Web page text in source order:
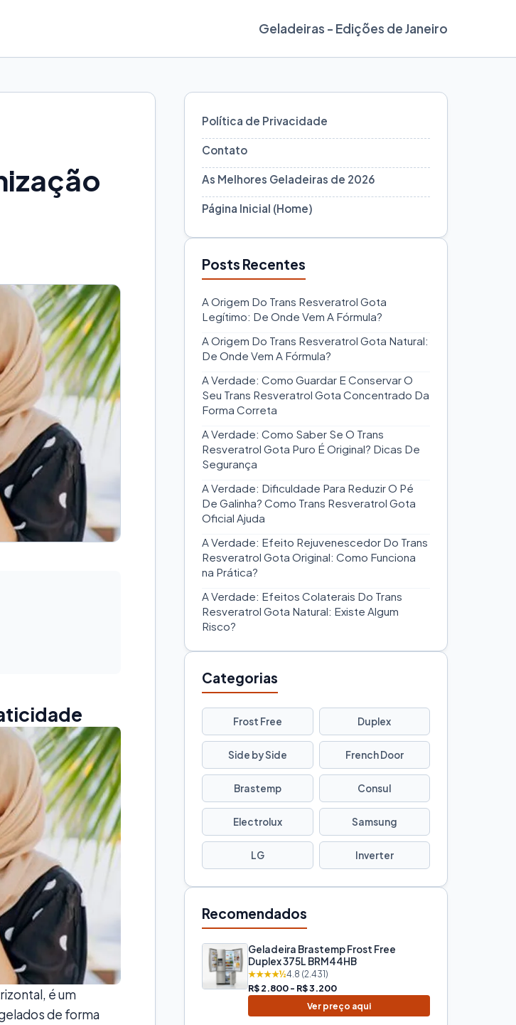
Geladeiras - Edições de Janeiro
é um
de forma
Política de Privacidade
Contato
As Melhores Geladeiras de 2026
Página Inicial (Home)
Posts Recentes
A Origem Do Trans Resveratrol Gota
Legítimo: De Onde Vem A Fórmula?
A Origem Do Trans Resveratrol Gota Natural:
De Onde Vem A Fórmula?
A Verdade: Como Guardar E Conservar O
Seu Trans Resveratrol Gota Concentrado Da
Forma Correta
A Verdade: Como Saber Se O Trans
Resveratrol Gota Puro É Original? Dicas De
Segurança
A Verdade: Dificuldade Para Reduzir O Pé
De Galinha? Como Trans Resveratrol Gota
Oficial Ajuda
A Verdade: Efeito Rejuvenescedor Do Trans
Resveratrol Gota Original: Como Funciona
na Prática?
A Verdade: Efeitos Colaterais Do Trans
Resveratrol Gota Natural: Existe Algum
Risco?
Categorias
Frost Free Duplex
Side by Side French Door
Brastemp Consul
Electrolux Samsung
LG Inverter
Recomendados
Geladeira Brastemp Frost Free
Duplex 375L BRM44HB
★★★★½4.8 (2.431)
R$ 2.800 - R$ 3.200
Ver preço aqui